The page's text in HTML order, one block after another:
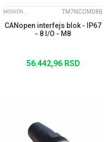
MODICON TM7 IP67 MODULARNI I/O SISTEM TM7NCOM08B
CANopen interfejs blok - IP67
- 8 I/O - M8
56.442,96 RSD